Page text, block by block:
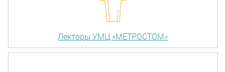
Лекторы УМЦ «МЕТРОСТОМ»